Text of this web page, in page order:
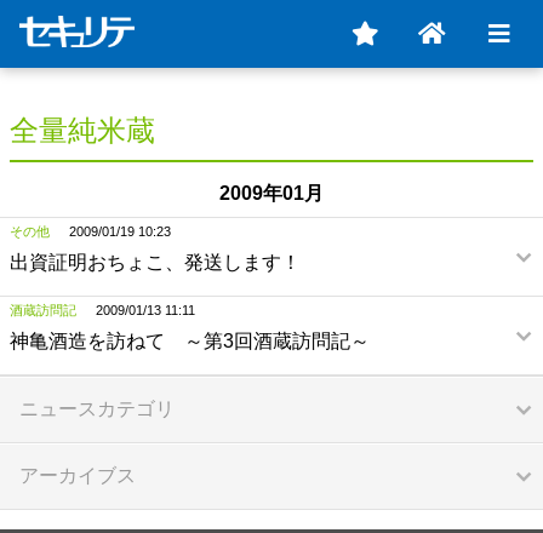
全量純米蔵
2009年01月
その他 2009/01/19 10:23
出資証明おちょこ、発送します！
酒蔵訪問記 2009/01/13 11:11
神亀酒造を訪ねて ～第3回酒蔵訪問記～
ニュースカテゴリ
アーカイブス